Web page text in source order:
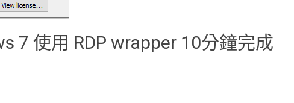
7 使用 RDP wrapper 10分鐘完成